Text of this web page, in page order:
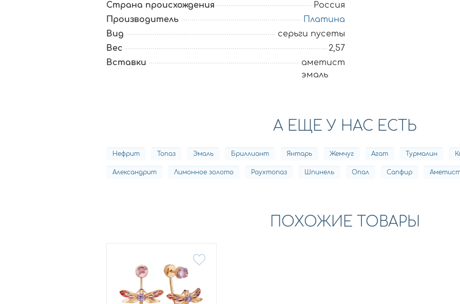
Страна происхождения
Россия
Производитель
Платина
Вид
серьги пусеты
Вес
2,57
Вставки
аметист
эмаль
А ЕЩЕ У НАС ЕСТЬ
Нефрит Топаз Эмаль Бриллиант Янтарь Жемчуг Агат Турмалин
Александрит Лимонное золото Раухтопаз Шпинель Опал Сапфир
ПОХОЖИЕ ТОВАРЫ